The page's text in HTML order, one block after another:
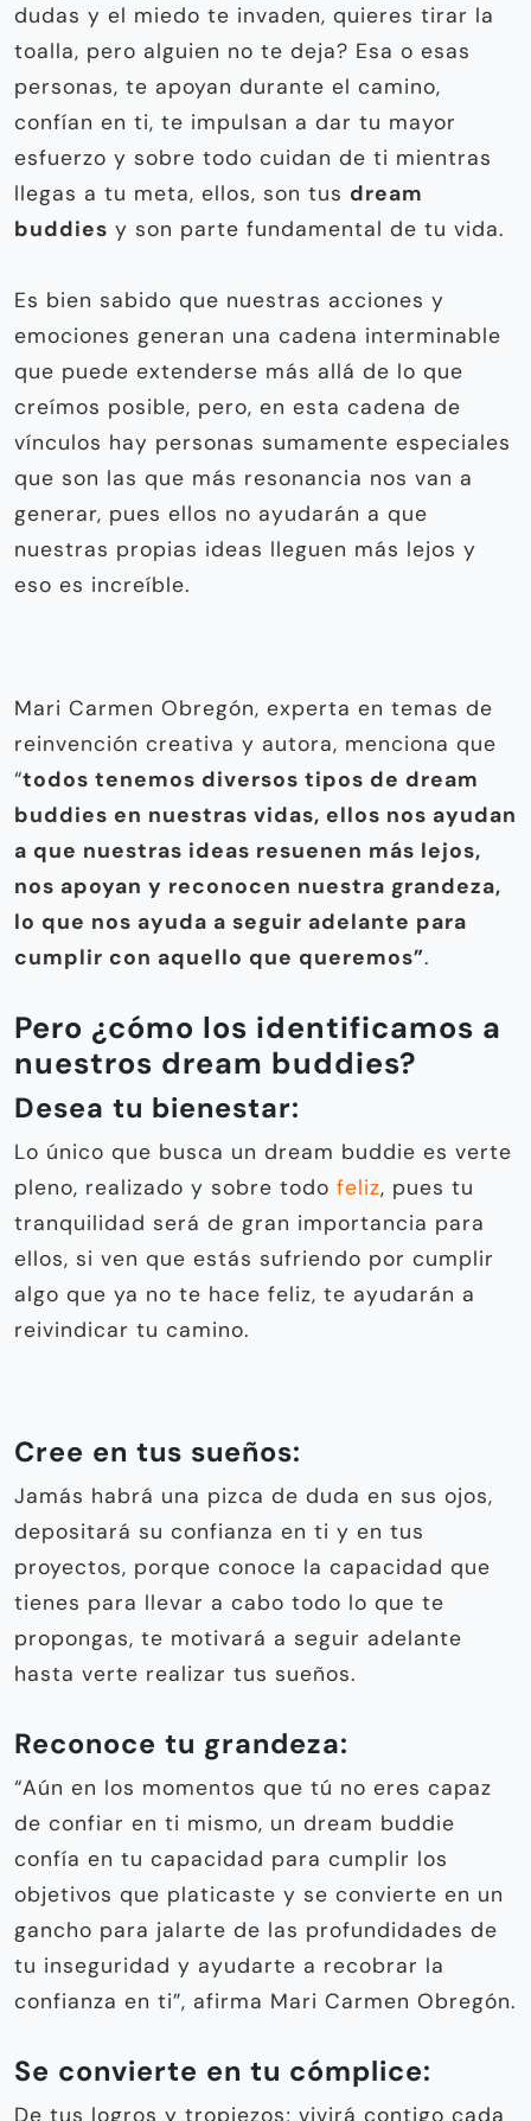
dudas y el miedo te invaden, quieres tirar la
toalla, pero alguien no te deja? Esa o esas
personas, te apoyan durante el camino,
confían en ti, te impulsan a dar tu mayor
esfuerzo y sobre todo cuidan de ti mientras
llegas a tu meta, ellos, son tus dream
buddies y son parte fundamental de tu vida.
Es bien sabido que nuestras acciones y
emociones generan una cadena interminable
que puede extenderse más allá de lo que
creímos posible, pero, en esta cadena de
vínculos hay personas sumamente especiales
que son las que más resonancia nos van a
generar, pues ellos no ayudarán a que
nuestras propias ideas lleguen más lejos y
eso es increíble.
Mari Carmen Obregón, experta en temas de
reinvención creativa y autora, menciona que
“todos tenemos diversos tipos de dream
buddies en nuestras vidas, ellos nos ayudan
a que nuestras ideas resuenen más lejos,
nos apoyan y reconocen nuestra grandeza,
lo que nos ayuda a seguir adelante para
cumplir con aquello que queremos”.
Pero ¿cómo los identificamos a
nuestros dream buddies?
Desea tu bienestar:
Lo único que busca un dream buddie es verte
pleno, realizado y sobre todo feliz, pues tu
tranquilidad será de gran importancia para
ellos, si ven que estás sufriendo por cumplir
algo que ya no te hace feliz, te ayudarán a
reivindicar tu camino.
Cree en tus sueños:
Jamás habrá una pizca de duda en sus ojos,
depositará su confianza en ti y en tus
proyectos, porque conoce la capacidad que
tienes para llevar a cabo todo lo que te
propongas, te motivará a seguir adelante
hasta verte realizar tus sueños.
Reconoce tu grandeza:
“Aún en los momentos que tú no eres capaz
de confiar en ti mismo, un dream buddie
confía en tu capacidad para cumplir los
objetivos que platicaste y se convierte en un
gancho para jalarte de las profundidades de
tu inseguridad y ayudarte a recobrar la
confianza en ti”, afirma Mari Carmen Obregón.
Se convierte en tu cómplice:
De tus logros y tropiezos; vivirá contigo cada